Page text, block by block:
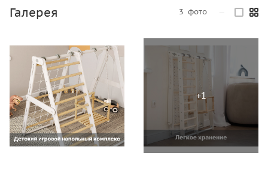
гипоаллергенное защитное покрытие, и являются
безопасными для здоровья ребёнка.
Галерея 3 фото